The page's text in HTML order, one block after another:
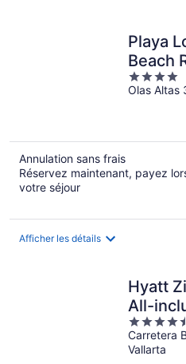
Playa
Beach
4
out
Olas Altas
Annulation sans frais
Réservez maintenant, payez
votre séjour
Afficher les détails
Hyatt
All-
4.5
out
of
Carretera
Vallarta